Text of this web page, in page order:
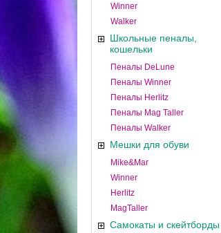
Winner
Walker
Школьные пеналы,
кошельки
Пеналы DeLune
Пеналы Winner
Пеналы Herlitz
Пеналы Mag Taller
Пеналы Walker
Мешки для обуви
Mike&Mar
Winner
Herlitz
MagTaller
Самокаты и скейтборды